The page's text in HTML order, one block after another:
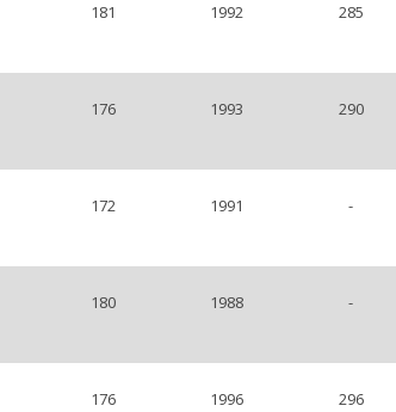
181 1992 285
176 1993 290
172 1991 -
180 1988 -
176 1996 296